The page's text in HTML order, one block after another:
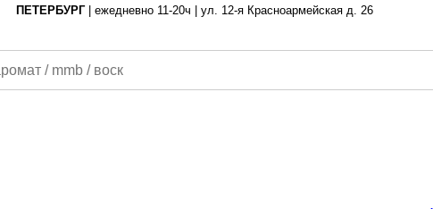
ПЕТЕРБУРГ| ежедневно 11-20ч | ул. 12-я Красноармейская д. 26